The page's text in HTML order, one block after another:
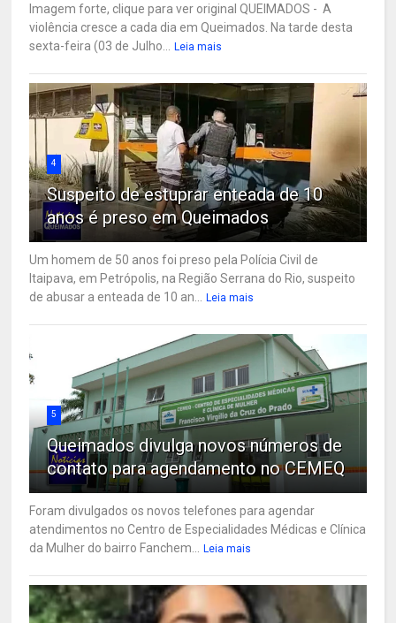
Imagem forte, clique para ver original QUEIMADOS - A
violência cresce a cada dia em Queimados. Na tarde desta
sexta-feira (03 de Julho...
Leia mais
4
Suspeito de estuprar enteada de 10
anos é preso em Queimados
Um homem de 50 anos foi preso pela Polícia Civil de
Itaipava, em Petrópolis, na Região Serrana do Rio, suspeito
de abusar a enteada de 10 an...
Leia mais
5
Queimados divulga novos números de
contato para agendamento no CEMEQ
Foram divulgados os novos telefones para agendar
atendimentos no Centro de Especialidades Médicas e Clínica
da Mulher do bairro Fanchem...
Leia mais